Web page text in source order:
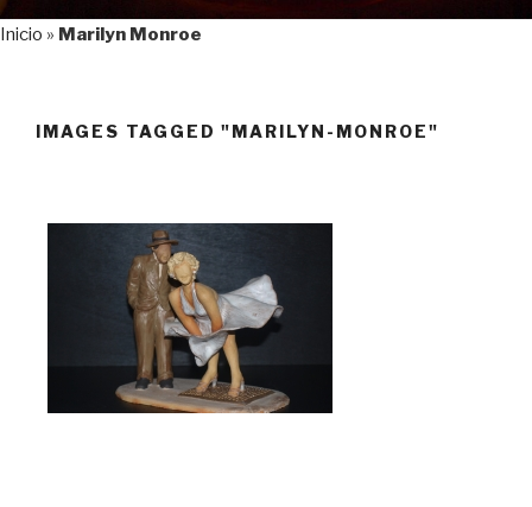
Inicio » Marilyn Monroe
IMAGES TAGGED "MARILYN-MONROE"